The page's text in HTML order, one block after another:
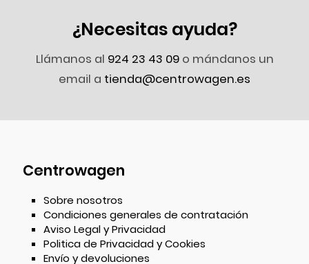
¿Necesitas ayuda?
Llámanos al 924 23 43 09o mándanos un
email a tienda@centrowagen.es
Centrowagen
Sobre nosotros
Condiciones generales de contratación
Aviso Legal y Privacidad
Politica de Privacidad y Cookies
Envío y devoluciones